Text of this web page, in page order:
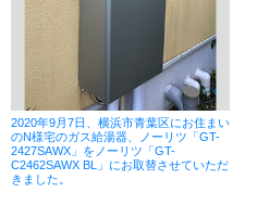
2020年9月7日、横浜市青葉区にお住まい
のN様宅のガス給湯器、ノーリツ「GT-
2427SAWX」をノーリツ「GT-
C2462SAWX BL」にお取替させていただ
きました。